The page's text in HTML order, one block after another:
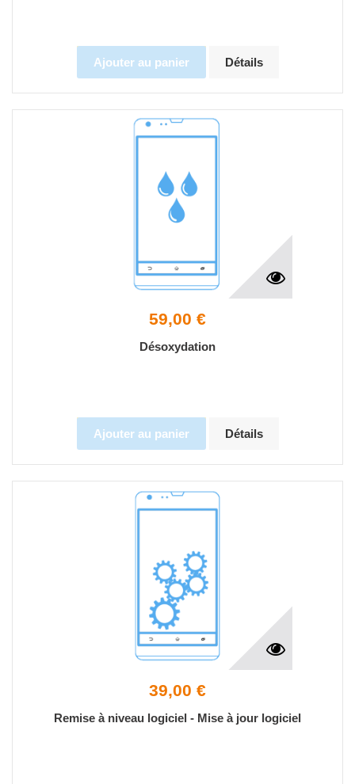
Ajouter au panier Détails
59,00 €
Désoxydation
Ajouter au panier Détails
39,00 €
Remise à niveau logiciel - Mise à jour logiciel